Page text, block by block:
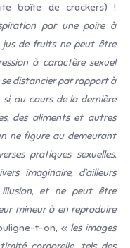
boîte de crackers) !
par une poire à
jus de fruits ne peut être
à caractère sexuel
distancier par rapport à
si, au cours de la dernière
des aliments et autres
ne figure au demeurant
pratiques sexuelles,
imaginaire, d’ailleurs
illusion, et ne peut être
mineur à en reproduire
t-on, « les images